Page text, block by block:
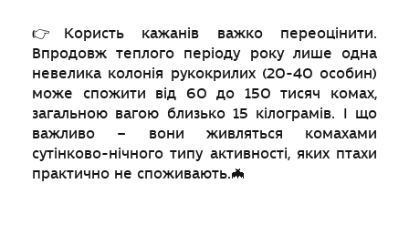
👉Користь кажанів важко переоцінити.
Впродовж теплого періоду року лише одна
невелика колонія рукокрилих (20-40 особин)
може спожити від 60 до 150 тисяч комах,
загальною вагою близько 15 кілограмів. І що
важливо – вони живляться комахами
сутінково-нічного типу активності, яких птахи
практично не споживають.🦇